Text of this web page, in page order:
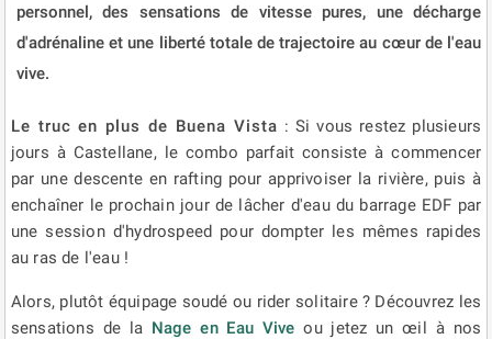
personnel, des sensations de vitesse pures, une décharge
d'adrénaline et une liberté totale de trajectoire au cœur de l'eau
vive.
Le truc en plus de Buena Vista : Si vous restez plusieurs
jours à Castellane, le combo parfait consiste à commencer
par une descente en rafting pour apprivoiser la rivière, puis à
enchaîner le prochain jour de lâcher d'eau du barrage EDF par
une session d'hydrospeed pour dompter les mêmes rapides
au ras de l'eau !
Alors, plutôt équipage soudé ou rider solitaire ? Découvrez les
sensations de la Nage en Eau Vive ou jetez un œil à nos